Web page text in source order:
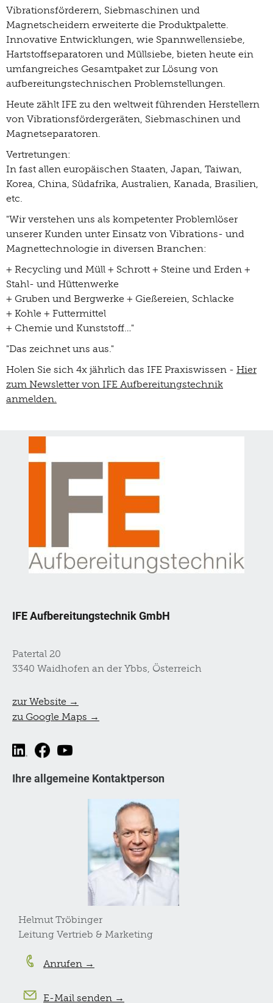
Vibrationsförderern, Siebmaschinen und
Magnetscheidern erweiterte die Produktpalette.
Innovative Entwicklungen, wie Spannwellensiebe,
Hartstoffseparatoren und Müllsiebe, bieten heute ein
umfangreiches Gesamtpaket zur Lösung von
aufbereitungstechnischen Problemstellungen.
Heute zählt IFE zu den weltweit führenden Herstellern
von Vibrationsfördergeräten, Siebmaschinen und
Magnetseparatoren.
Vertretungen:
In fast allen europäischen Staaten, Japan, Taiwan,
Korea, China, Südafrika, Australien, Kanada, Brasilien,
etc.
"Wir verstehen uns als kompetenter Problemlöser
unserer Kunden unter Einsatz von Vibrations- und
Magnettechnologie in diversen Branchen:
+ Recycling und Müll + Schrott + Steine und Erden +
Stahl- und Hüttenwerke
+ Gruben und Bergwerke + Gießereien, Schlacke
+ Kohle + Futtermittel
+ Chemie und Kunststoff…"
"Das zeichnet uns aus."
Holen Sie sich 4x jährlich das IFE Praxiswissen - Hier
zum Newsletter von IFE Aufbereitungstechnik
anmelden.
IFE Aufbereitungstechnik GmbH
Patertal 20
3340 Waidhofen an der Ybbs, Österreich
zur Website →
zu Google Maps →
Ihre allgemeine Kontaktperson
Helmut Tröbinger
Leitung Vertrieb & Marketing
Anrufen →
E-Mail senden →